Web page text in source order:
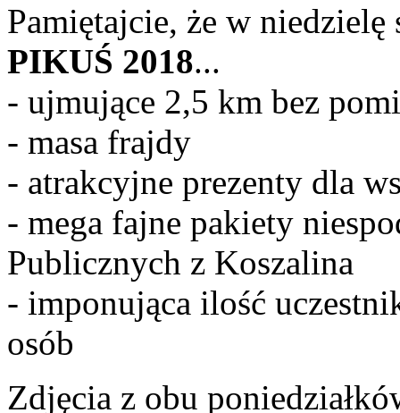
Pamiętajcie, że w
PIKUŚ 2018...
- ujmujące 2,5 km bez
- masa frajdy
- atrakcyjne prezenty dla
- mega fajne pakiety
Publicznych z Koszalina
- imponująca ilość
osób
Zdjęcia z obu